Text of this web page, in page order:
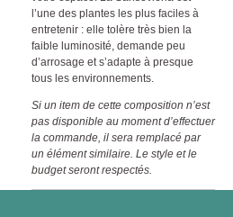
l’une des plantes les plus faciles à
entretenir : elle tolère très bien la
faible luminosité, demande peu
d’arrosage et s’adapte à presque
tous les environnements.
Si un item de cette composition n’est
pas disponible au moment d’effectuer
la commande, il sera remplacé par
un élément similaire. Le style et le
budget seront respectés.